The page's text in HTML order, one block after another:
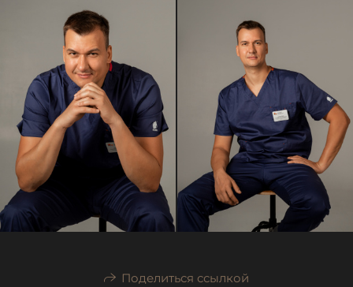
Поделиться ссылкой